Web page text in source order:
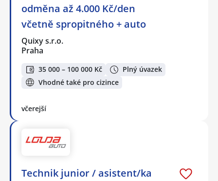
odměna až 4.000 Kč/den
včetně spropitného + auto
Quixy s.r.o.
Praha
35 000 – 100 000 Kč
Plný úvazek
Vhodné také pro cizince
včerejší
Technik junior / asistent/ka